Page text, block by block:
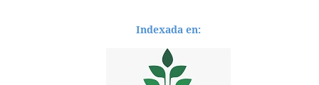
Indexada en: